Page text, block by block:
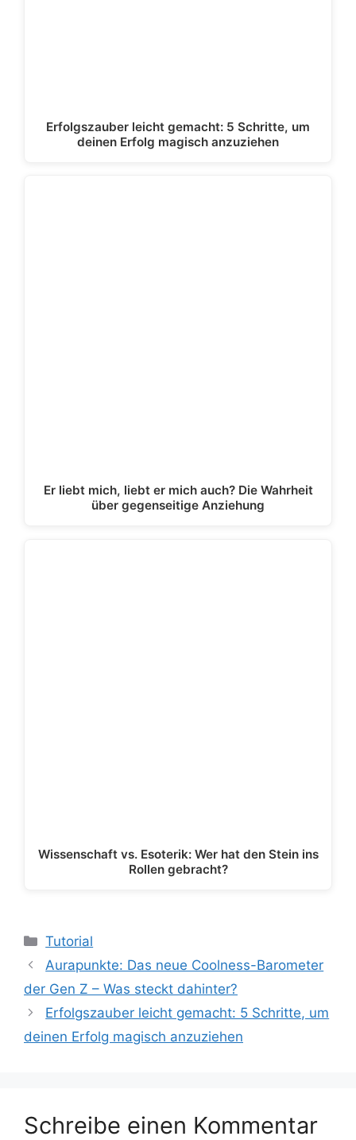
Erfolgszauber leicht gemacht: 5 Schritte, um
deinen Erfolg magisch anzuziehen
Er liebt mich, liebt er mich auch? Die Wahrheit
über gegenseitige Anziehung
Wissenschaft vs. Esoterik: Wer hat den Stein ins
Rollen gebracht?
Kategorien
Tutorial
Aurapunkte: Das neue Coolness-Barometer
der Gen Z – Was steckt dahinter?
Erfolgszauber leicht gemacht: 5 Schritte, um
deinen Erfolg magisch anzuziehen
Schreibe einen Kommentar